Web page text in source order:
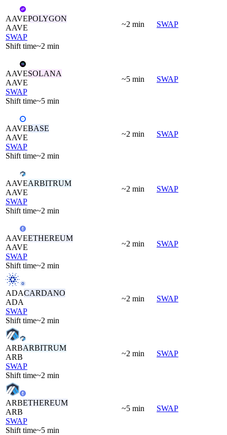
AAVEPOLYGON
AAVE
SWAP
Shift time~2 min
~2 min SWAP
AAVESOLANA
AAVE
SWAP
Shift time~5 min
~5 min SWAP
AAVEBASE
AAVE
SWAP
Shift time~2 min
~2 min SWAP
AAVEARBITRUM
AAVE
SWAP
Shift time~2 min
~2 min SWAP
AAVEETHEREUM
AAVE
SWAP
Shift time~2 min
~2 min SWAP
ADACARDANO
ADA
SWAP
Shift time~2 min
~2 min SWAP
ARBARBITRUM
ARB
SWAP
Shift time~2 min
~2 min SWAP
ARBETHEREUM
ARB
SWAP
Shift time~5 min
~5 min SWAP